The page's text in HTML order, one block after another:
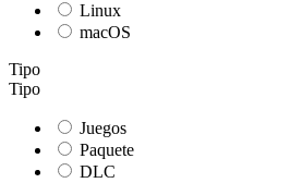
Linux
macOS
Tipo
Tipo
Juegos
Paquete
DLC